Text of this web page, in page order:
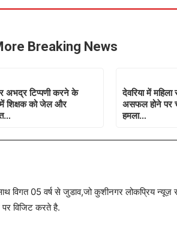
Breaking News
अभद्र टिप्पणी करने के
शिक्षक को जेल और
देवरिया में
असफल होने पर
हमला…
विगत 05 वर्ष से जुडाव,जो कुशीनगर लोकप्रिय न्यूज़
पर विजिट करते है.